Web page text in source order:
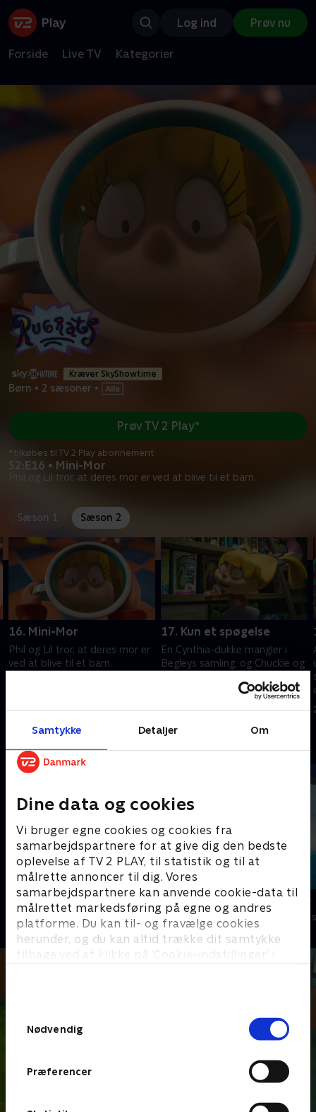
Samtykke Detaljer Om
Dine data og cookies
Vi bruger egne cookies og cookies fra
samarbejdspartnere for at give dig den bedste
oplevelse af TV 2 PLAY, til statistik og til at
målrette annoncer til dig. Vores
samarbejdspartnere kan anvende cookie-data til
målrettet markedsføring på egne og andres
platforme. Du kan til- og fravælge cookies
herunder, og du kan altid trække dit samtykke
tilbage ved at klikke på ’Cookie-indstillinger’ i
Nødvendig
Præferencer
Log ind Prøv nu
Forside Live TV Kategorier
Kræver SkyShowtime
Børn • 2 sæsoner •
S2:E16 • Mini-Mor
Phil og Lil tror, at deres mor er ved at blive til et barn.
Prøv TV 2 Play*
*tilkøbes til TV 2 Play abonnement
Sæson 1 Sæson 2
16. Mini-Mor
Phil og Lil tror, at deres mor er
ved at blive til et barn.
17. Kun et spøgelse
En Cynthia-dukke mangler i
Begleys samling, og Chuckie og
20. juni 2026 • 21 min
Andre så også
Pingu i byen
Børneserier • 2 sæsoner
Vicke Viking
Børneserier • 1